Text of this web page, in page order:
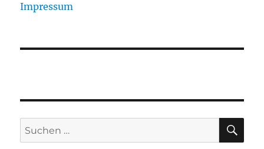
Impressum
Suchen
nach: